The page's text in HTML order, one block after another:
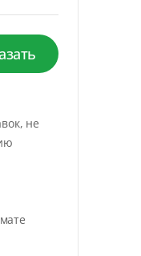
не